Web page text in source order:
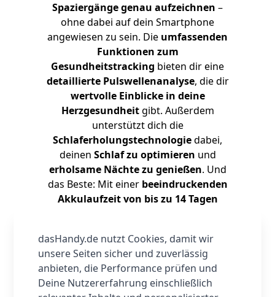
Spaziergänge genau aufzeichnen –
ohne dabei auf dein Smartphone
angewiesen zu sein. Die umfassenden
Funktionen zum
Gesundheitstracking bieten dir eine
detaillierte Pulswellenanalyse, die dir
wertvolle Einblicke in deine
Herzgesundheitgibt. Außerdem
unterstützt dich die
Schlaferholungstechnologiedabei,
deinen Schlaf zu optimieren und
erholsame Nächte zu genießen. Und
das Beste: Mit einer beeindruckenden
Akkulaufzeit von bis zu 14 Tagen
dasHandy.de nutzt Cookies, damit wir
unsere Seiten sicher und zuverlässig
anbieten, die Performance prüfen und
Deine Nutzererfahrung einschließlich